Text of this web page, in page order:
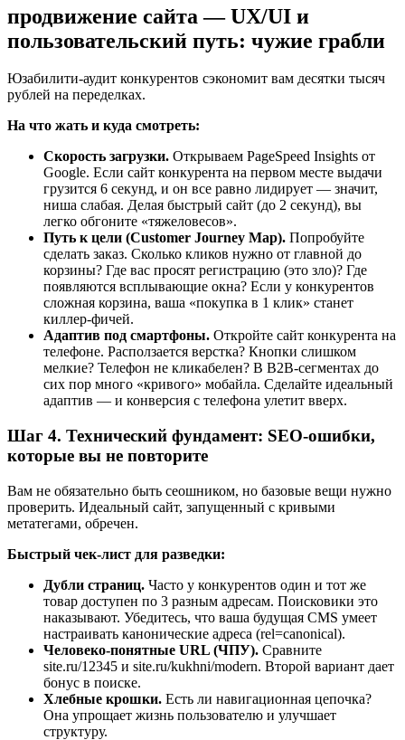
продвижение сайта — UX/UI и
пользовательский путь: чужие грабли
Юзабилити-аудит конкурентов сэкономит вам десятки тысяч
рублей на переделках.
На что жать и куда смотреть:
Скорость загрузки. Открываем PageSpeed Insights от
Google. Если сайт конкурента на первом месте выдачи
грузится 6 секунд, и он все равно лидирует — значит,
ниша слабая. Делая быстрый сайт (до 2 секунд), вы
легко обгоните «тяжеловесов».
Путь к цели (Customer Journey Map). Попробуйте
сделать заказ. Сколько кликов нужно от главной до
корзины? Где вас просят регистрацию (это зло)? Где
появляются всплывающие окна? Если у конкурентов
сложная корзина, ваша «покупка в 1 клик» станет
киллер-фичей.
Адаптив под смартфоны. Откройте сайт конкурента на
телефоне. Расползается верстка? Кнопки слишком
мелкие? Телефон не кликабелен? В B2B-сегментах до
сих пор много «кривого» мобайла. Сделайте идеальный
адаптив — и конверсия с телефона улетит вверх.
Шаг 4. Технический фундамент: SEO-ошибки,
которые вы не повторите
Вам не обязательно быть сеошником, но базовые вещи нужно
проверить. Идеальный сайт, запущенный с кривыми
метатегами, обречен.
Быстрый чек-лист для разведки:
Дубли страниц. Часто у конкурентов один и тот же
товар доступен по 3 разным адресам. Поисковики это
наказывают. Убедитесь, что ваша будущая CMS умеет
настраивать канонические адреса (rel=canonical).
Человеко-понятные URL (ЧПУ). Сравните
site.ru/12345 и site.ru/kukhni/modern. Второй вариант дает
бонус в поиске.
Хлебные крошки. Есть ли навигационная цепочка?
Она упрощает жизнь пользователю и улучшает
структуру.